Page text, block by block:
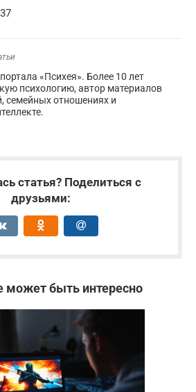
«Психея». Более 10 лет
психологию, автор материалов
семейных отношениях и
статья? Поделиться с
друзьями:
может быть интересно